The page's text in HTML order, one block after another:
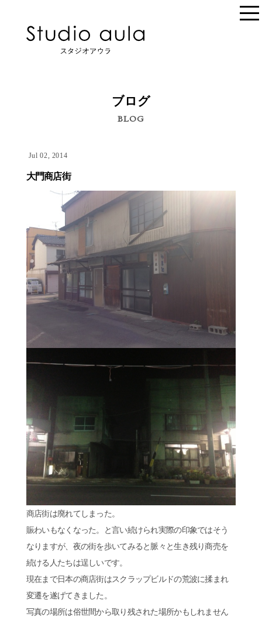
ブログ
BLOG
Jul 02, 2014
大門商店街
商店街は廃れてしまった。
賑わいもなくなった。と言い続けられ実際の印象ではそう
なりますが、夜の街を歩いてみると脈々と生き残り商売を
続ける人たちは逞しいです。
現在まで日本の商店街はスクラップビルドの荒波に揉まれ
変遷を遂げてきました。
写真の場所は俗世間から取り残された場所かもしれません